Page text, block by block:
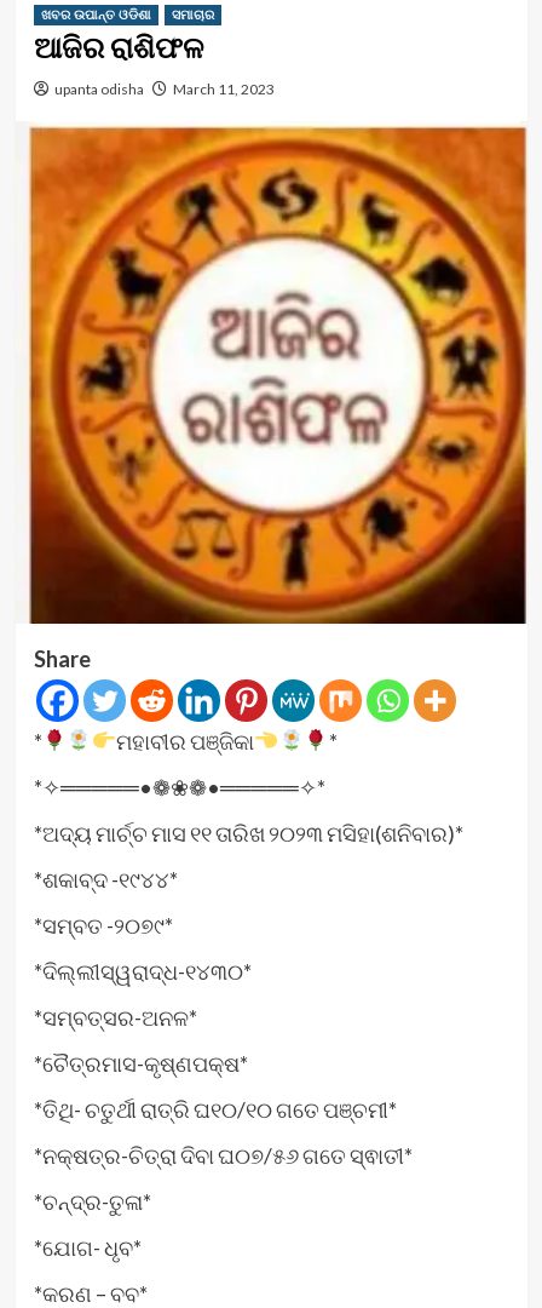
ଖବର ଉପାନ୍ତ ଓଡିଶା ସମାଚାର
ଆଜିର ରାଶିଫଳ
upanta odisha March 11, 2023
Share
* ମହାବୀର ପଞ୍ଜିକା
*
*✧═════•❁❀❁•═════✧*
*ଅଦ୍ୟ ମାର୍ଚ୍ଚ ମାସ ୧୧ ତାରିଖ ୨୦୨୩ ମସିହା(ଶନିବାର)*
*ଶକାବ୍ଦ -୧୯୪୪*
*ସମ୍ବତ -୨୦୭୯*
*ଦିଲ୍ଲୀସ୍ୱରାଦ୍ଧ-୧୪୩୦*
*ସମ୍ବତ୍ସର-ଅନଳ*
*ଚୈତ୍ରମାସ-କୃଷ୍ଣପକ୍ଷ*
*ତିଥି- ଚତୁର୍ଥୀ ରାତ୍ରି ଘ୧୦/୧୦ ଗତେ ପଞ୍ଚମୀ*
*ନକ୍ଷତ୍ର-ଚିତ୍ରା ଦିବା ଘ୦୭/୫୬ ଗତେ ସ୍ଵାତୀ*
*ଚନ୍ଦ୍ର-ତୁଳା*
*ଯୋଗ- ଧୃବ*
*କରଣ – ବବ*